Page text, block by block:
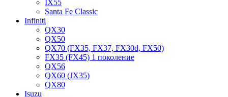
IX55
Santa Fe Classic
Infiniti
QX30
QX50
QX70 (FX35, FX37, FX30d, FX50)
FX35 (FX45) 1 поколение
QX56
QX60 (JX35)
QX80
Isuzu